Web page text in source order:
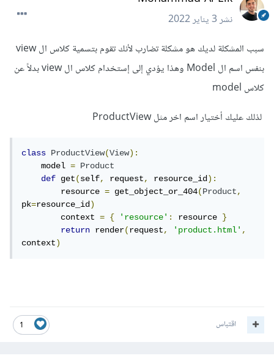
نشر3 يناير 2022
سبب المشكلة لديك هو مشكلة تضارب لأنك تقوم بتسمية كلاس ال view
بنفس اسم ال Model وهذا يؤدي إلى إستخدام كلاس ال view بدلاً عن
كلاس model
لذلك عليك أختيار اسم اخر مثل ProductView
class ProductView(View):
    model
=
Product
def get(self, request, resource_id):
        resource
= get_object_or_404(Product,
pk=resource_id)
        context
= { 'resource': resource }
return render(request, 'product.html',
context)
1 اقتباس